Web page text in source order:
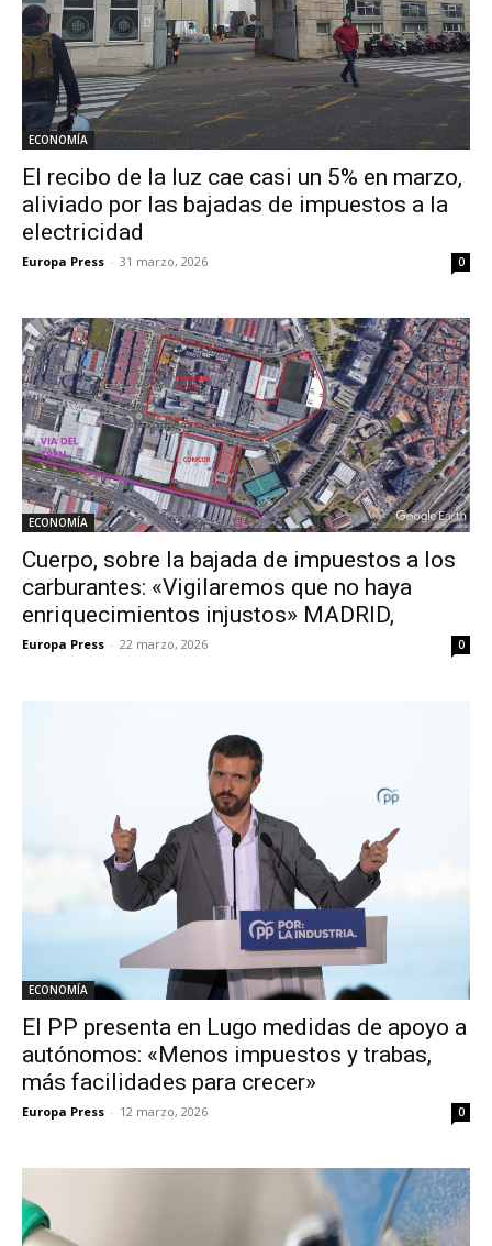
ECONOMÍA
El recibo de la luz cae casi un 5% en marzo,
aliviado por las bajadas de impuestos a la
electricidad
Europa Press - 31 marzo, 2026 0
ECONOMÍA
Cuerpo, sobre la bajada de impuestos a los
carburantes: «Vigilaremos que no haya
enriquecimientos injustos» MADRID,
Europa Press - 22 marzo, 2026 0
ECONOMÍA
El PP presenta en Lugo medidas de apoyo a
autónomos: «Menos impuestos y trabas,
más facilidades para crecer»
Europa Press - 12 marzo, 2026 0